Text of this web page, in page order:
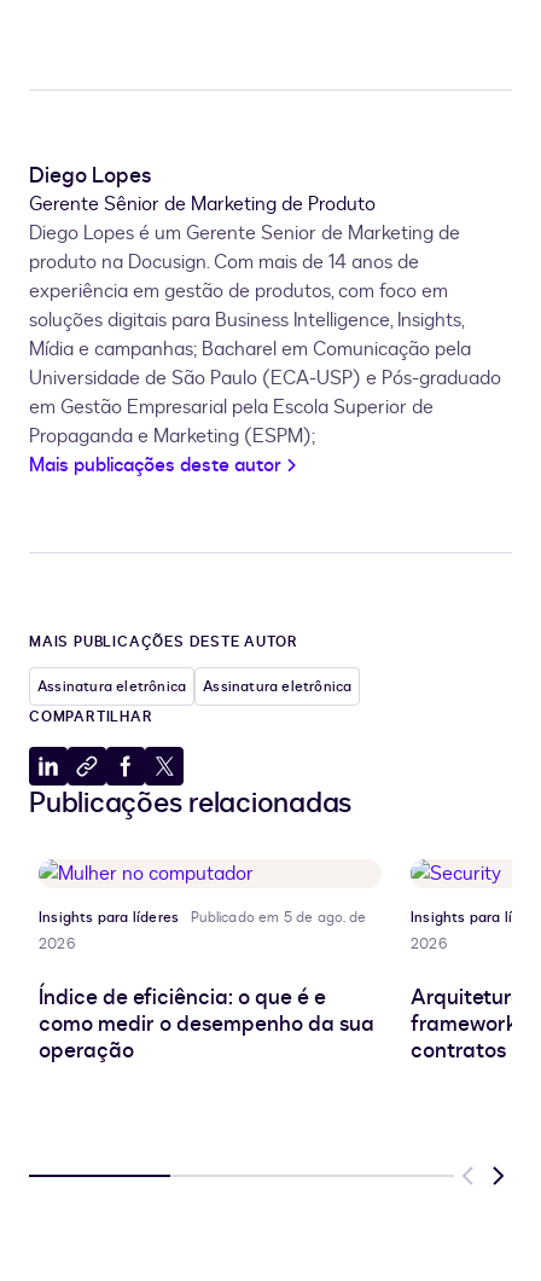
Diego Lopes
Gerente Sênior de Marketing de Produto
Diego Lopes é um Gerente Senior de Marketing de
produto na Docusign. Com mais de 14 anos de
experiência em gestão de produtos, com foco em
soluções digitais para Business Intelligence, Insights,
Mídia e campanhas; Bacharel em Comunicação pela
Universidade de São Paulo (ECA-USP) e Pós-graduado
em Gestão Empresarial pela Escola Superior de
Propaganda e Marketing (ESPM);
Mais publicações deste autor
MAIS PUBLICAÇÕES DESTE AUTOR
Assinatura eletrônica
Assinatura eletrônica
COMPARTILHAR
Compartilhar
no
Copiar
para
de
transferência
Compartilhar
no
Compartilhar
no
Publicações relacionadas
Insights para líderes
Publicado em 5 de ago. de
2026
Índice de eficiência: o que é e
como medir o desempenho da sua
operação
Insights para
2026
Arquitetura
frameworks
contratos
Previous
Next